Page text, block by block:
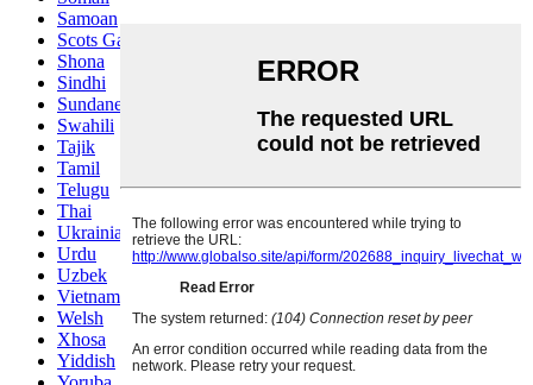
Samoan
Scots Gaelic
Shona
Sindhi
Sundanese
Swahili
Tajik
Tamil
Telugu
Thai
Ukrainian
Urdu
Uzbek
Vietnamese
Welsh
Xhosa
Yiddish